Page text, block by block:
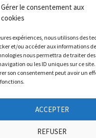
Gérer le consentement aux
cookies
expériences, nous utilisons des
et/ou accéder aux informations
nous permettra de traiter
ou les ID uniques sur ce
son consentement peut avoir un
ACCEPTER
REFUSER
est un site
enseignes et marques
et tarifs donnés sur
et non